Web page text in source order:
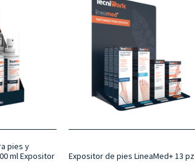
pies y
ml Expositor
Expositor de pies LineaMed+ 13 pz